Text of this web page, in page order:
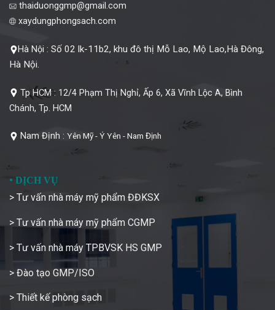
thaiduonggmp@gmail.com
xaydungphongsach.com
Hà Nội : Số 02 lk-11b2, khu đô thị Mỗ Lao, Mộ Lao,Hà Đông,
Hà Nội.
Tp HCM : 12/4 Phạm Thị Nghỉ, Ấp 6, Xã Vĩnh Lộc A, Bình
Chánh, Tp. HCM
Nam Định : Yên Mỹ - Ý Yên - Nam Định
• DỊCH VỤ
> Tư vấn nhà máy mỹ phẩm ĐĐKSX
> Tư vấn nhà máy mỹ phẩm CGMP
> Tư vấn nhà máy TPBVSK HS GMP
> Đào tạo GMP/ISO
> Thiết kế phòng sạch